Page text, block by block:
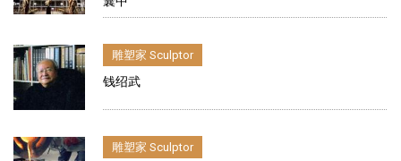
雕塑家 Sculptor
钱绍武
雕塑家 Sculptor